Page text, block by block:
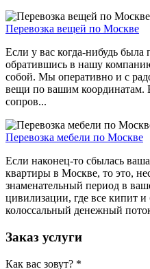
Перевозка вещей по Москве
Если у вас когда-нибудь была
обратившись в нашу
собой. Мы оперативно и с
вещи по вашим координатам.
сопров...
Перевозка мебели по Москве
Если наконец-то сбылась
квартиры в Москве, то это,
знаменательный период в
цивилизации, где все кипит и
колоссальный денежный
Заказ услуги
Как вас зовут? *